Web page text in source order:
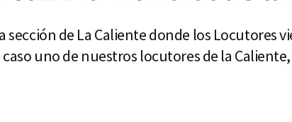
sección de La Caliente donde los Locutores
uno de nuestros locutores de la